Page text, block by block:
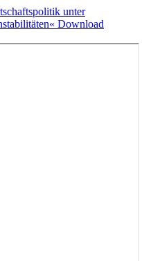
unter
Download